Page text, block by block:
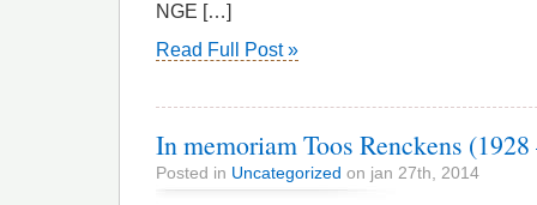
NGE […]
Read Full Post »
In memoriam Toos Renckens
Posted in Uncategorized on jan 27th, 2014